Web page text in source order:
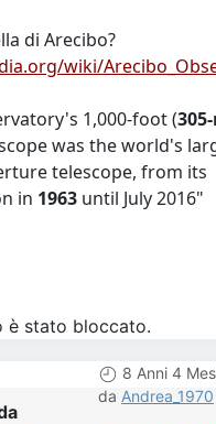
di Arecibo?
wiki/
1,000-foot (
was the world's
telescope, from its
in 1963 until July 2016"
è stato bloccato.
8 Anni 4
da Andrea_1970